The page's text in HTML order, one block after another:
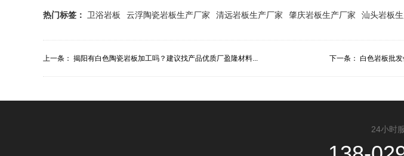
热门标签： 卫浴岩板 云浮陶瓷岩板生产厂家 清远岩板生产厂家 肇庆岩板生产厂家 汕头岩板
上一条： 揭阳有白色陶瓷岩板加工吗？建议找产品优质厂盈隆材料... 下一条： 白色岩板批
24小时